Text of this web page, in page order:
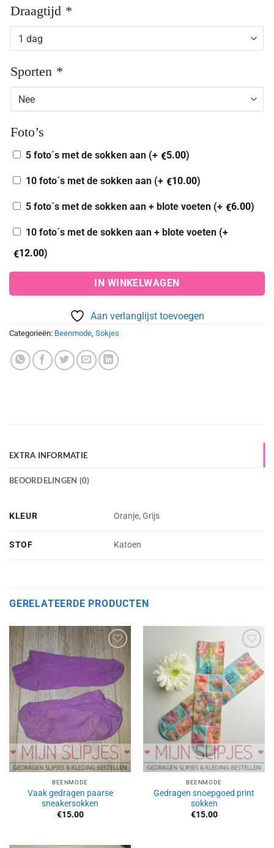
Draagtijd *
Sporten *
Foto’s
5 foto´s met de sokken aan (+ €5.00)
10 foto´s met de sokken aan (+ €10.00)
5 foto´s met de sokken aan + blote voeten (+ €6.00)
10 foto´s met de sokken aan + blote voeten (+
€12.00)
IN WINKELWAGEN
Aan verlanglijst toevoegen
Categorieën: Beenmode Sokjes
EXTRA INFORMATIE
BEOORDELINGEN (0)
KLEUR Oranje, Grijs
STOF Katoen
GERELATEERDE PRODUCTEN
Aan
verlanglijst
toevoegen
BEENMODE
Vaak gedragen paarse
sneakersokken
€15.00
Aan
verlanglijst
toevoegen
BEENMODE
Gedragen snoepgoed print
sokken
€15.00